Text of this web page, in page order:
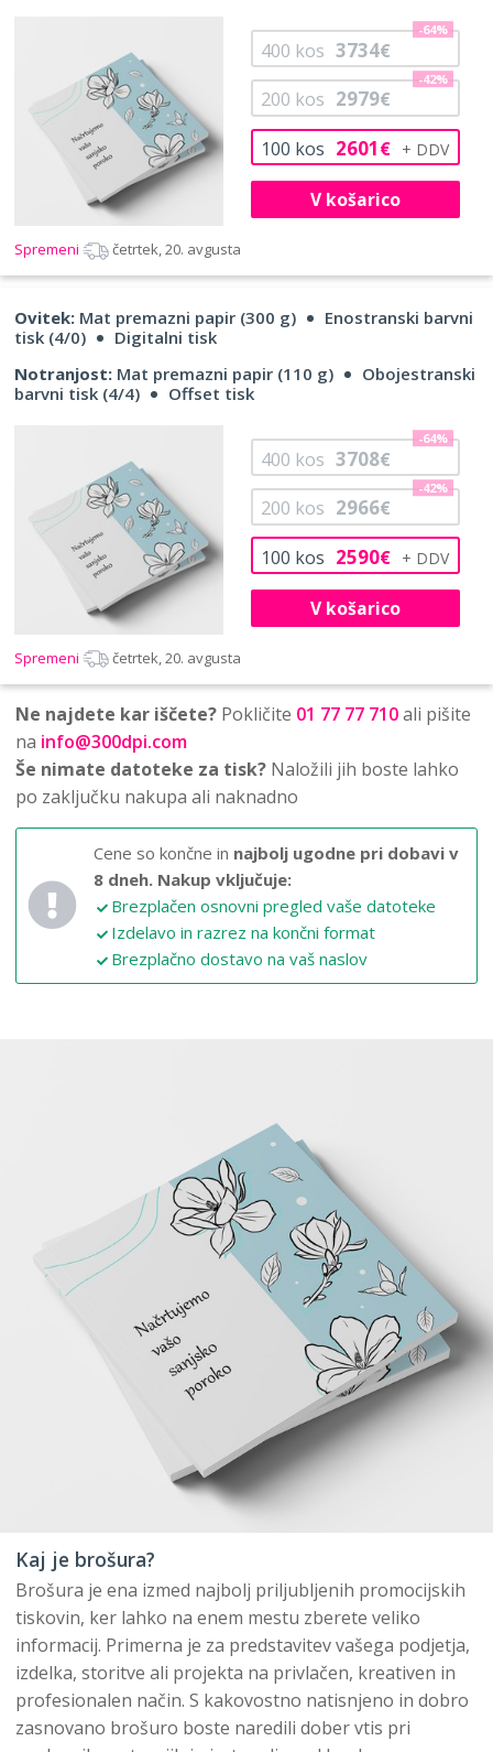
100 kos 2601€
200 kos 2979€
-42%
400 kos 3734€
-64%
V košarico
Spremeni četrtek, 20. avgusta
Ovitek: Mat premazni papir (300 g)
Enostranski barvni
tisk (4/0)
Digitalni tisk
Notranjost: Mat premazni papir (110 g)
Obojestranski
barvni tisk (4/4)
Offset tisk
100 kos 2590€
200 kos 2966€
-42%
400 kos 3708€
-64%
V košarico
Spremeni četrtek, 20. avgusta
Ne najdete kar iščete? Pokličite 01 77 77 710ali pišite
na info@300dpi.com
Še nimate datoteke za tisk? Naložili jih boste lahko
po zaključku nakupa ali naknadno
Cene so končne in najbolj ugodne pri dobavi v
8 dneh. Nakup vključuje:
Brezplačen osnovni pregled vaše datoteke
Izdelavo in razrez na končni format
Brezplačno dostavo na vaš naslov
Kaj je brošura?
Brošura je ena izmed najbolj priljubljenih promocijskih
tiskovin, ker lahko na enem mestu zberete veliko
informacij. Primerna je za predstavitev vašega podjetja,
izdelka, storitve ali projekta na privlačen, kreativen in
profesionalen način. S kakovostno natisnjeno in dobro
zasnovano brošuro boste naredili dober vtis pri